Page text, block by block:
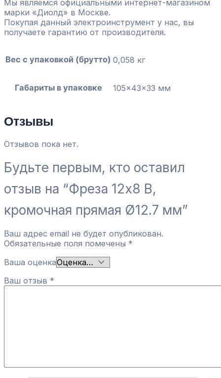
Мы являемся официальными интернет-магазином
марки «Диолд» в Москве.
Покупая данный электроинструмент у нас, вы
получаете гарантию от производителя.
Вес с упаковкой (брутто) 0,058 кг
Габариты в упаковке 105x43x33 мм
Отзывы
Отзывов пока нет.
Будьте первым, кто оставил
отзыв на “Фреза 12х8 В,
кромочная прямая Ø12.7 мм”
Ваш адрес email не будет опубликован.
Обязательные поля помечены *
Ваша оценка
Ваш отзыв *